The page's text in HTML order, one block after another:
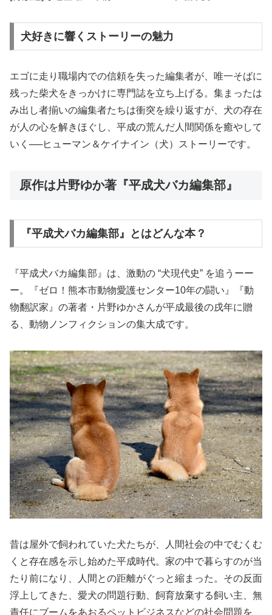
犬好きに響くストーリーの魅力
エゴに走り職場内での信頼を失った編集者が、唯一そばに
残った柴犬をきっかけに専門誌を立ち上げる。集まったは
み出し者揃いの編集者たちは衝突を繰り返すが、犬の存在
が人の心を解きほぐし、平成の荒んだ人間関係を癒やして
いく──ヒューマン＆ケイナイン（犬）ストーリーです。
原作は片野ゆか著『平成犬バカ編集部』
『平成犬バカ編集部』とはどんな本？
『平成犬バカ編集部』は、激動の “犬現代史” を追うーー
ー。『ゼロ！熊本市動物愛護センター10年の闘い』『動
物翻訳家』の著者・片野ゆかさんが平成最後の戌年に贈
る、動物ノンフィクションの集大成です。
昔は屋外で飼われていた犬たちが、人間社会の中でむくむ
くと存在感を示し始めた平成時代。家の中で暮らすのが当
たり前になり、人間との距離がぐっと縮まった。その反面
浮上してきた、愛犬の問題行動、飼育放棄する飼い主、無
責任にブームをあおるペットビジネスなどの社会問題を、